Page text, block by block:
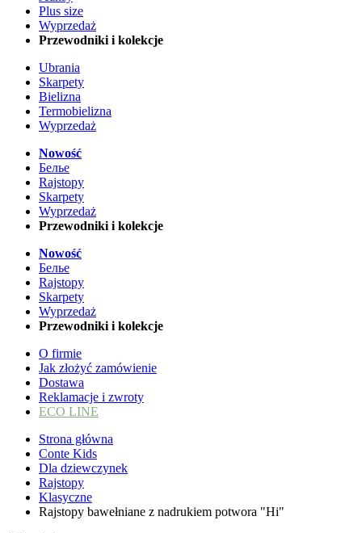
Plus size
Wyprzedaż
Przewodniki i kolekcje
Ubrania
Skarpety
Bielizna
Termobielizna
Wyprzedaż
Nowość
Белье
Rajstopy
Skarpety
Wyprzedaż
Przewodniki i kolekcje
Nowość
Белье
Rajstopy
Skarpety
Wyprzedaż
Przewodniki i kolekcje
O firmie
Jak złożyć zamówienie
Dostawa
Reklamacje i zwroty
ECO LINE
Strona główna
Conte Kids
Dla dziewczynek
Rajstopy
Klasyczne
Rajstopy bawełniane z nadrukiem potwora "Hi"